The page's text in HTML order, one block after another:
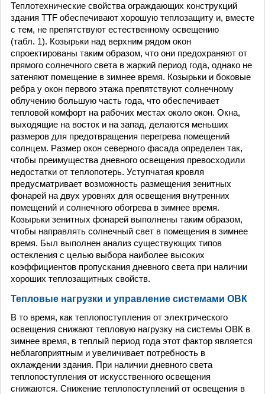
Теплотехнические свойства ограждающих конструкций
здания TTF обеспечивают хорошую теплозащиту и, вместе
с тем, не препятствуют естественному освещению
(табл. 1). Козырьки над верхним рядом окон
спроектированы таким образом, что они предохраняют от
прямого солнечного света в жаркий период года, однако не
затеняют помещение в зимнее время. Козырьки и боковые
ребра у окон первого этажа препятствуют солнечному
облучению большую часть года, что обеспечивает
тепловой комфорт на рабочих местах около окон. Окна,
выходящие на восток и на запад, делаются меньших
размеров для предотвращения перегрева помещений
солнцем. Размер окон северного фасада определен так,
чтобы преимущества дневного освещения превосходили
недостатки от теплопотерь. Уступчатая кровля
предусматривает возможность размещения зенитных
фонарей на двух уровнях для освещения внутренних
помещений и солнечного обогрева в зимнее время.
Козырьки зенитных фонарей выполнены таким образом,
чтобы направлять солнечный свет в помещения в зимнее
время. Был выполнен анализ существующих типов
остекления с целью выбора наиболее высоких
коэффициентов пропускания дневного света при наличии
хороших теплозащитных свойств.
Тепловые нагрузки и управление системами ОВК
В то время, как теплопоступления от электрического
освещения снижают тепловую нагрузку на системы ОВК в
зимнее время, в теплый период года этот фактор является
неблагоприятным и увеличивает потребность в
охлаждении здания. При наличии дневного света
теплопоступления от искусственного освещения
снижаются. Снижение теплопоступлений от освещения в